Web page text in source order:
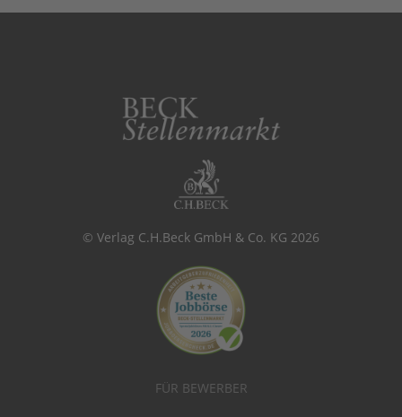
© Verlag C.H.Beck GmbH & Co. KG 2026
FÜR BEWERBER